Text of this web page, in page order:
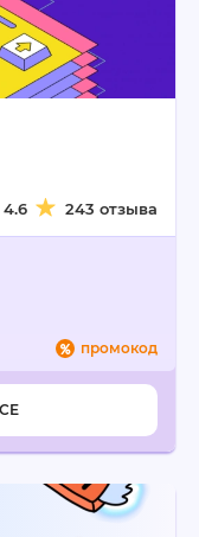
4.6 243 отзыва
промокод